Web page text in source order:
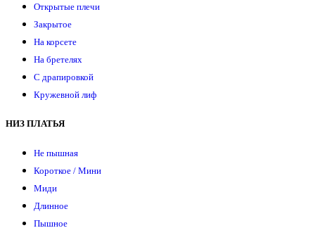
Открытые плечи
Закрытое
На корсете
На бретелях
С драпировкой
Кружевной лиф
НИЗ ПЛАТЬЯ
Не пышная
Короткое / Мини
Миди
Длинное
Пышное